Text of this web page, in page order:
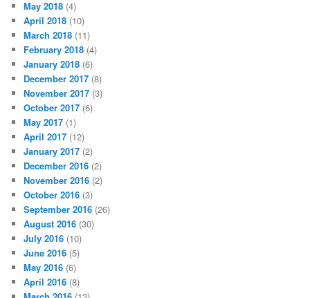
May 2018 (4)
April 2018 (10)
March 2018 (11)
February 2018 (4)
January 2018 (6)
December 2017 (8)
November 2017 (3)
October 2017 (6)
May 2017 (1)
April 2017 (12)
January 2017 (2)
December 2016 (2)
November 2016 (2)
October 2016 (3)
September 2016 (26)
August 2016 (30)
July 2016 (10)
June 2016 (5)
May 2016 (6)
April 2016 (8)